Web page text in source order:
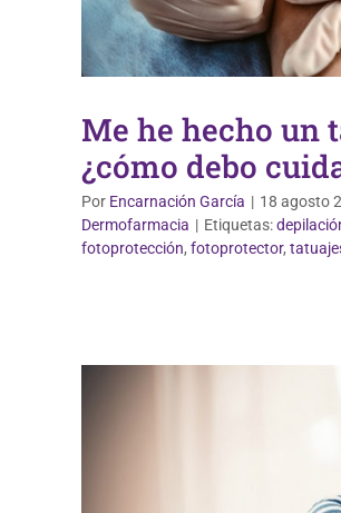
Me he hecho un
¿cómo debo
Por Encarnación García | 18 agosto
Dermofarmacia | Etiquetas:
fotoprotección, fotoprotector,
Vida